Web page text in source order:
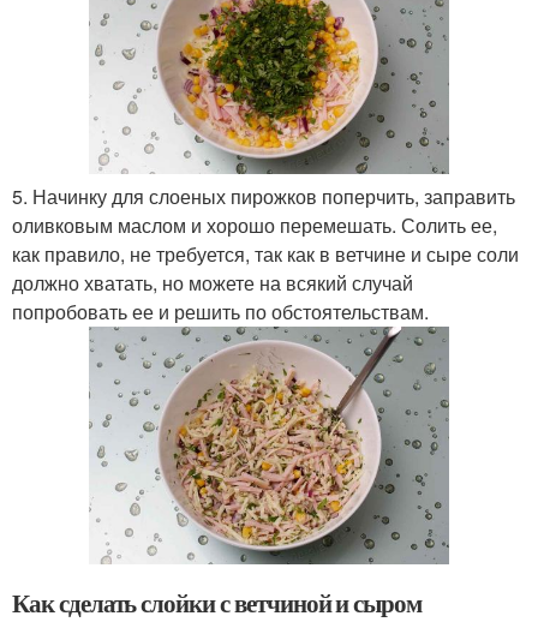
5. Начинку для слоеных пирожков поперчить, заправить
оливковым маслом и хорошо перемешать. Солить ее,
как правило, не требуется, так как в ветчине и сыре соли
должно хватать, но можете на всякий случай
попробовать ее и решить по обстоятельствам.
Как сделать слойки с ветчиной и сыром